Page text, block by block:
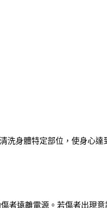
洗身體特定部位，使身心達
者遠離電源。若傷者出現